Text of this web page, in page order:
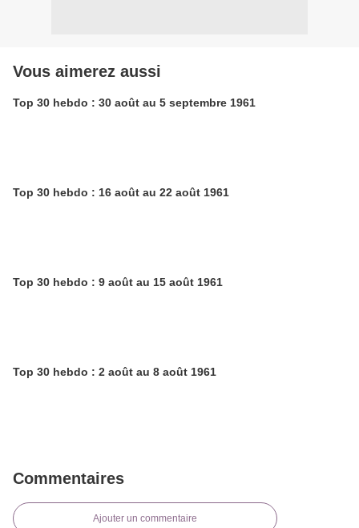
Vous aimerez aussi
Top 30 hebdo : 30 août au 5 septembre 1961
Top 30 hebdo : 16 août au 22 août 1961
Top 30 hebdo : 9 août au 15 août 1961
Top 30 hebdo : 2 août au 8 août 1961
Commentaires
Ajouter un commentaire